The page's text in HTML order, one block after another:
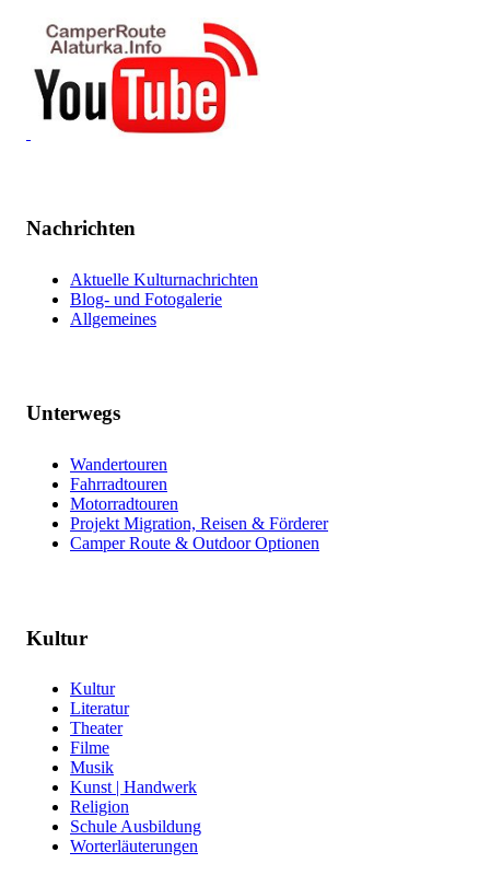
Nachrichten
Aktuelle Kulturnachrichten
Blog- und Fotogalerie
Allgemeines
Unterwegs
Wandertouren
Fahrradtouren
Motorradtouren
Projekt Migration, Reisen & Förderer
Camper Route & Outdoor Optionen
Kultur
Kultur
Literatur
Theater
Filme
Musik
Kunst | Handwerk
Religion
Schule Ausbildung
Worterläuterungen